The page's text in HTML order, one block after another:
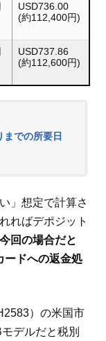
USD736.00
(約112,400円)
USD737.86
(約112,600円)
での所要日
」想定で計算さ
ればデポジット
今回の場合だと
ードへの返金処
）の米国市
デルだと税別